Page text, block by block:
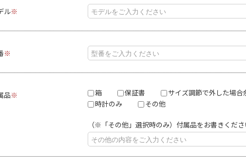
ル※
※
品※ 箱 保証書
サイズ調節で外した場合
時計のみ
その他
（※「その他」選択時のみ）付属品をお書きくださ